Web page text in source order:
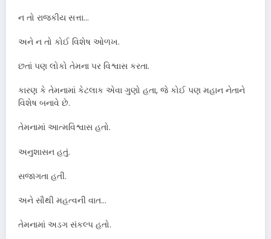
ન તો રાજકીય સત્તા…
અને ન તો કોઈ વિશેષ ઓળખ.
છતાં પણ લોકો તેમના પર વિશ્વાસ કરતા.
કારણ કે તેમનામાં કેટલાક એવા ગુણો હતા, જે કોઈ પણ મહાન નેતાને
વિશેષ બનાવે છે.
તેમનામાં આત્મવિશ્વાસ હતો.
અનુશાસન હતું.
સજાગતા હતી.
અને સૌથી મહત્વની વાત…
તેમનામાં અડગ સંકલ્પ હતો.